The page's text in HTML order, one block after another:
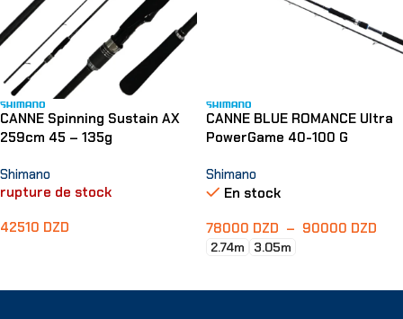
CANNE Spinning Sustain AX
259cm 45 – 135g
Shimano
rupture de stock
42510 DZD
CANNE BLUE ROMANCE Ultra
PowerGame 40-100 G
Shimano
En stock
78000 DZD – 90000 DZD
2.74m 3.05m